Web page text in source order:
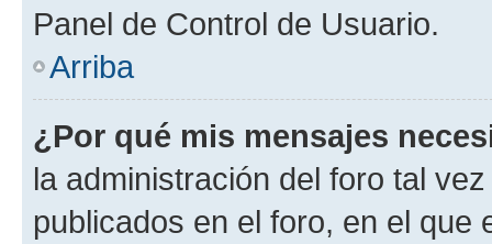
Panel de Control de Usuario.
Arriba
¿Por qué mis mensajes
la administración del foro tal
publicados en el foro, en el